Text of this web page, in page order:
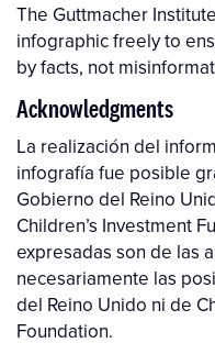
The Guttmacher
infographic freely to
by facts, not
Acknowledgments
La realización del
infografía fue posible
Gobierno del Reino
Children’s Investment
expresadas son de las
necesariamente las
del Reino Unido ni de
Foundation.